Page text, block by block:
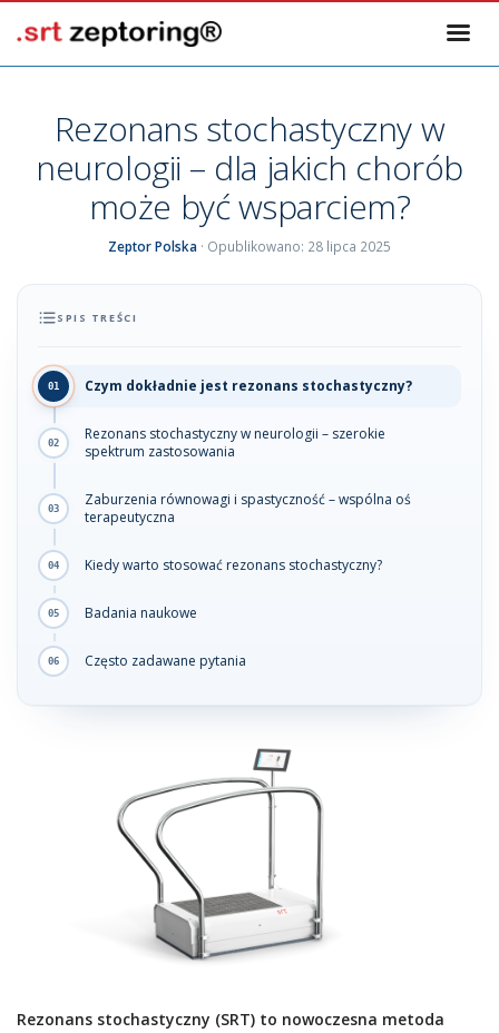
Rezonans stochastyczny w
neurologii – dla jakich chorób
może być wsparciem?
Zeptor Polska · Opublikowano: 28 lipca 2025
SPIS TREŚCI
Czym dokładnie jest rezonans stochastyczny?
Rezonans stochastyczny w neurologii – szerokie
spektrum zastosowania
Zaburzenia równowagi i spastyczność – wspólna oś
terapeutyczna
Kiedy warto stosować rezonans stochastyczny?
Badania naukowe
Często zadawane pytania
Rezonans stochastyczny (SRT) to nowoczesna metoda